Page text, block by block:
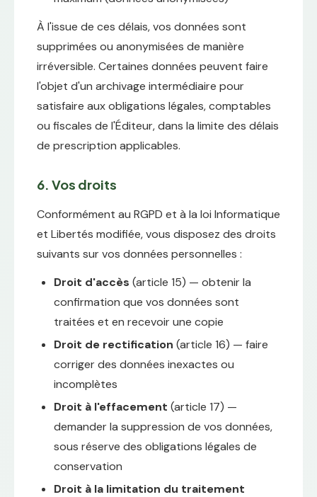
À l'issue de ces délais, vos données sont
supprimées ou anonymisées de manière
irréversible. Certaines données peuvent faire
l'objet d'un archivage intermédiaire pour
satisfaire aux obligations légales, comptables
ou fiscales de l'Éditeur, dans la limite des délais
de prescription applicables.
6. Vos droits
Conformément au RGPD et à la loi Informatique
et Libertés modifiée, vous disposez des droits
suivants sur vos données personnelles :
Droit d'accès (article 15) — obtenir la
confirmation que vos données sont
traitées et en recevoir une copie
Droit de rectification (article 16) — faire
corriger des données inexactes ou
incomplètes
Droit à l'effacement (article 17) —
demander la suppression de vos données,
sous réserve des obligations légales de
conservation
Droit à la limitation du traitement